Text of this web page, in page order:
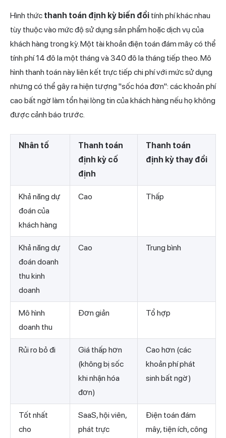
Hình thức thanh toán định kỳ biến đổi tính phí khác nhau
tùy thuộc vào mức độ sử dụng sản phẩm hoặc dịch vụ của
khách hàng trong kỳ. Một tài khoản điện toán đám mây có thể
tính phí 14 đô la một tháng và 340 đô la tháng tiếp theo. Mô
hình thanh toán này liên kết trực tiếp chi phí với mức sử dụng
nhưng có thể gây ra hiện tượng "sốc hóa đơn": các khoản phí
cao bất ngờ làm tổn hại lòng tin của khách hàng nếu họ không
được cảnh báo trước.
Nhân tố
Thanh toán
định kỳ cố
định
Thanh toán
định kỳ thay đổi
Khả năng dự
đoán của
khách hàng
Cao Thấp
Khả năng dự
đoán doanh
thu kinh
doanh
Cao Trung bình
Mô hình
doanh thu
Đơn giản Tổ hợp
Rủi ro bỏ đi
Giá thấp hơn
(không bị sốc
khi nhận hóa
đơn)
Cao hơn (các
khoản phí phát
sinh bất ngờ)
Tốt nhất
cho
SaaS, hội viên,
phát trực
Điện toán đám
mây, tiện ích, công